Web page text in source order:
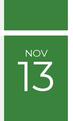
NOV
13